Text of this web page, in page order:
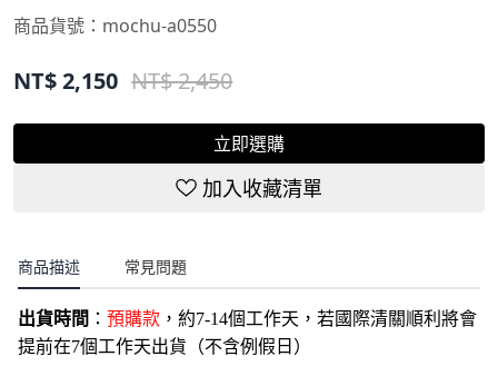
NT$2,150 NT$ 2,450
立即選購
加入收藏清單
出貨時間 預購款，約7-14個工作天，若國際清關順利將會
提前在7個工作天出貨（不含例假日）
商品貨號：mochu-a0550材質成分 ：100%棉